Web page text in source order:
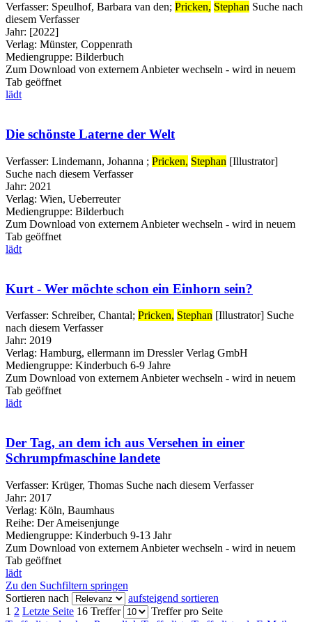
Verfasser: Speulhof, Barbara van den; Pricken, Stephan Suche nach
diesem Verfasser
Jahr: [2022]
Verlag: Münster, Coppenrath
Mediengruppe: Bilderbuch
Zum Download von externem Anbieter wechseln - wird in neuem
Tab geöffnet
lädt
Die schönste Laterne der Welt
Verfasser: Lindemann, Johanna ; Pricken, Stephan [Illustrator]
Suche nach diesem Verfasser
Jahr: 2021
Verlag: Wien, Ueberreuter
Mediengruppe: Bilderbuch
Zum Download von externem Anbieter wechseln - wird in neuem
Tab geöffnet
lädt
Kurt - Wer möchte schon ein Einhorn sein?
Verfasser: Schreiber, Chantal; Pricken, Stephan [Illustrator] Suche
nach diesem Verfasser
Jahr: 2019
Verlag: Hamburg, ellermann im Dressler Verlag GmbH
Mediengruppe: Kinderbuch 6-9 Jahre
Zum Download von externem Anbieter wechseln - wird in neuem
Tab geöffnet
lädt
Der Tag, an dem ich aus Versehen in einer
Schrumpfmaschine landete
Verfasser: Krüger, Thomas Suche nach diesem Verfasser
Jahr: 2017
Verlag: Köln, Baumhaus
Reihe: Der Ameisenjunge
Mediengruppe: Kinderbuch 9-13 Jahr
Zum Download von externem Anbieter wechseln - wird in neuem
Tab geöffnet
lädt
Zu den Suchfiltern springen
Sortieren nach
aufsteigend sortieren
1 2 Letzte Seite 16 Treffer
Treffer pro Seite